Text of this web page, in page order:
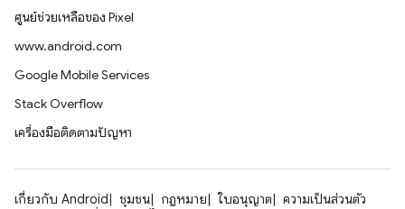
ศูนย์ช่วยเหลือของ Pixel
www.android.com
Google Mobile Services
Stack Overflow
เครื่องมือติดตามปัญหา
เกี่ยวกับ Android ชุมชน กฎหมาย ใบอนุญาต
ความเป็นส่วนตัว